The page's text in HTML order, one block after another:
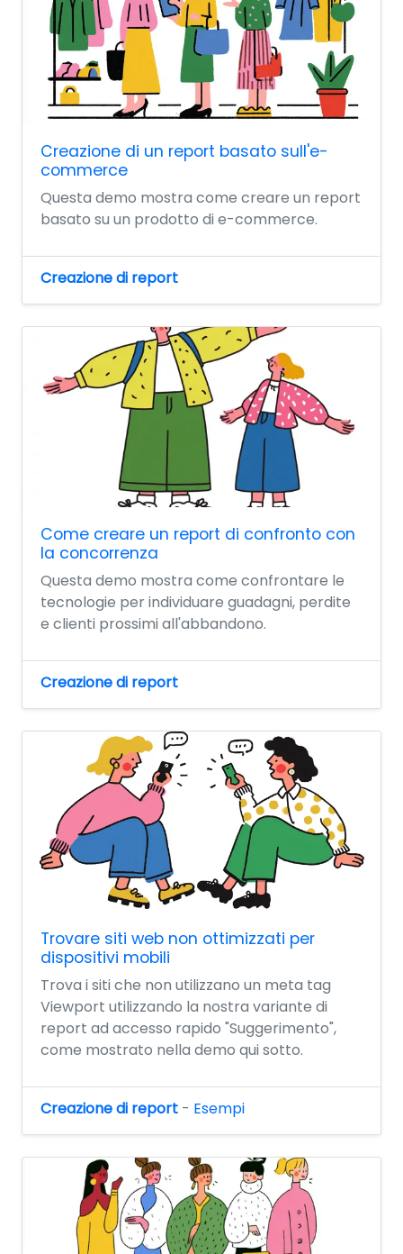
Creazione di un report basato sull'e-
commerce
Questa demo mostra come creare un report
basato su un prodotto di e-commerce.
Creazione di report
Come creare un report di confronto con
la concorrenza
Questa demo mostra come confrontare le
tecnologie per individuare guadagni, perdite
e clienti prossimi all'abbandono.
Creazione di report
Trovare siti web non ottimizzati per
dispositivi mobili
Trova i siti che non utilizzano un meta tag
Viewport utilizzando la nostra variante di
report ad accesso rapido "Suggerimento",
come mostrato nella demo qui sotto.
Creazione di report - Esempi